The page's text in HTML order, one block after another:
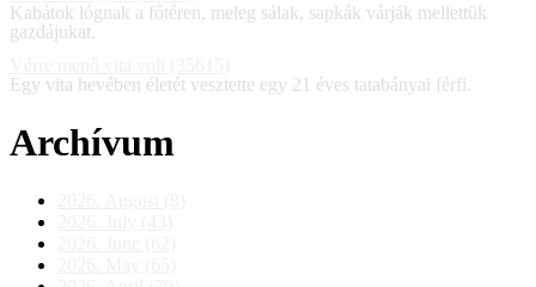
Kabátok lógnak a főtéren, meleg sálak, sapkák várják mellettük
gazdájukat.
Egy vita hevében életét vesztette egy 21 éves tatabányai férfi.
Archívum